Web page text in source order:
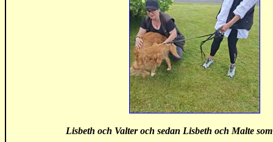
Lisbeth och Valter och sedan Lisbeth och Malte